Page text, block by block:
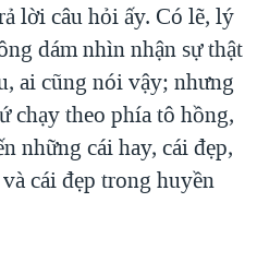
lời câu hỏi ấy. Có lẽ, lý
dám nhìn nhận sự thật
ai cũng nói vậy; nhưng
chạy theo phía tô hồng,
những cái hay, cái đẹp,
cái đẹp trong huyền